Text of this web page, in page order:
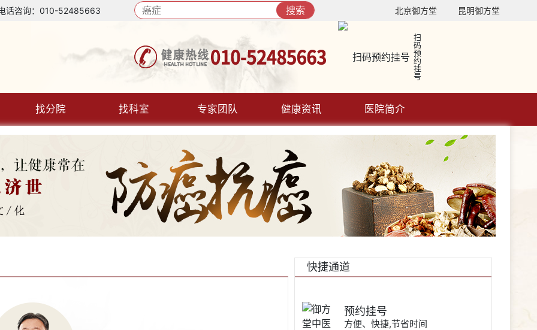
话咨询：010-52485663 搜索 北京御方堂 昆明御方堂
扫码预约挂号
找分院 找科室 专家团队 健康资讯 医院简介
快捷通道
预约挂号
方便、快捷,节省时间